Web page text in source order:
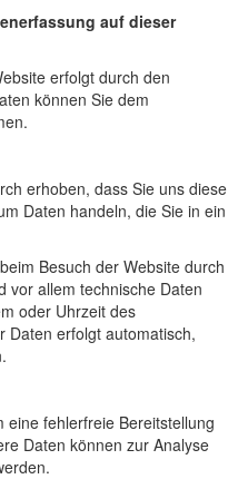
auf dieser
erfolgt durch den
können Sie dem
erhoben, dass Sie uns diese
Daten handeln, die Sie in ein
Besuch der Website durch
vor allem technische Daten
oder Uhrzeit des
Daten erfolgt automatisch,
eine fehlerfreie Bereitstellung
Daten können zur Analyse